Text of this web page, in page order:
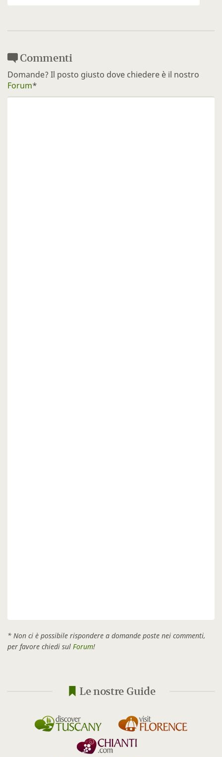
Commenti
Domande? Il posto giusto dove chiedere è il nostro
Forum*
* Non ci è possibile rispondere a domande poste nei commenti,
per favore chiedi sul Forum!
Le nostre Guide